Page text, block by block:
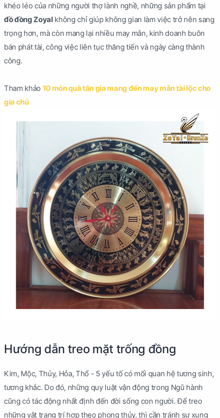
khéo léo của những người thợ lành nghề, những sản phẩm tại
đồ đồng Zoyalkhông chỉ giúp không gian làm việc trở nên sang
trọng hơn, mà còn mang lại nhiều may mắn, kinh doanh buôn
bán phát tài, công việc liên tục thăng tiến và ngày càng thành
công.
Tham khảo 10 món quà tân gia mang đến may mắn tài lộc cho
gia chủ
Hướng dẫn treo mặt trống đồng
Kim, Mộc, Thủy, Hỏa, Thổ - 5 yếu tố có mối quan hệ tương sinh,
tương khắc. Do đó, những quy luật vận động trong Ngũ hành
cũng có tác động nhất định đến đời sống con người. Để treo
những vật trang trí hợp theo phong thủy, thì cần tránh sự xung